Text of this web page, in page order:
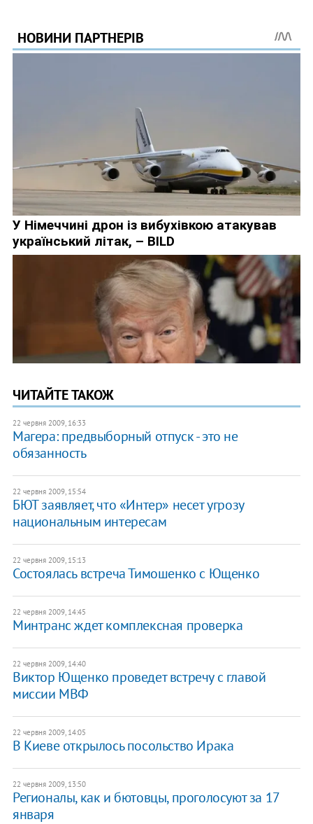
ЧИТАЙТЕ ТАКОЖ
22 червня 2009, 16:33
Магера: предвыборный отпуск - это не
обязанность
22 червня 2009, 15:54
БЮТ заявляет, что «Интер» несет угрозу
национальным интересам
22 червня 2009, 15:13
Состоялась встреча Тимошенко с Ющенко
22 червня 2009, 14:45
Минтранс ждет комплексная проверка
22 червня 2009, 14:40
Виктор Ющенко проведет встречу с главой
миссии МВФ
22 червня 2009, 14:05
В Киеве открылось посольство Ирака
22 червня 2009, 13:50
Регионалы, как и бютовцы, проголосуют за 17
января